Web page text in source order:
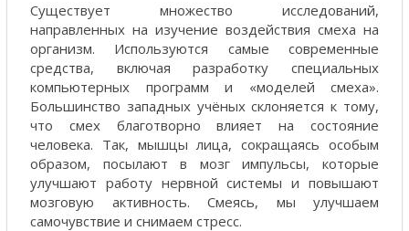
Существует множество исследований,
направленных на изучение воздействия смеха на
организм. Используются самые современные
средства, включая разработку специальных
компьютерных программ и «моделей смеха».
Большинство западных учёных склоняется к тому,
что смех благотворно влияет на состояние
человека. Так, мышцы лица, сокращаясь особым
образом, посылают в мозг импульсы, которые
улучшают работу нервной системы и повышают
мозговую активность. Смеясь, мы улучшаем
самочувствие и снимаем стресс.